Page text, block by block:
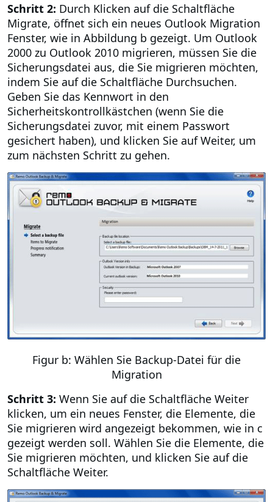
Schritt 2: Durch Klicken auf die Schaltfläche
Migrate, öffnet sich ein neues Outlook Migration
Fenster, wie in Abbildung b gezeigt. Um Outlook
2000 zu Outlook 2010 migrieren, müssen Sie die
Sicherungsdatei aus, die Sie migrieren möchten,
indem Sie auf die Schaltfläche Durchsuchen.
Geben Sie das Kennwort in den
Sicherheitskontrollkästchen (wenn Sie die
Sicherungsdatei zuvor, mit einem Passwort
gesichert haben), und klicken Sie auf Weiter, um
zum nächsten Schritt zu gehen.
Figur b: Wählen Sie Backup-Datei für die
Migration
Schritt 3: Wenn Sie auf die Schaltfläche Weiter
klicken, um ein neues Fenster, die Elemente, die
Sie migrieren wird angezeigt bekommen, wie in c
gezeigt werden soll. Wählen Sie die Elemente, die
Sie migrieren möchten, und klicken Sie auf die
Schaltfläche Weiter.